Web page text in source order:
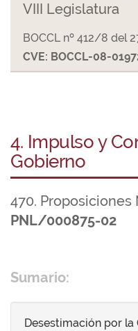
VIII Legislatura
BOCCL nº 412/8 del
CVE: BOCCL-08-
4. Impulso y
Gobierno
470. Proposiciones
PNL/000875-02
Sumario:
Desestimación por